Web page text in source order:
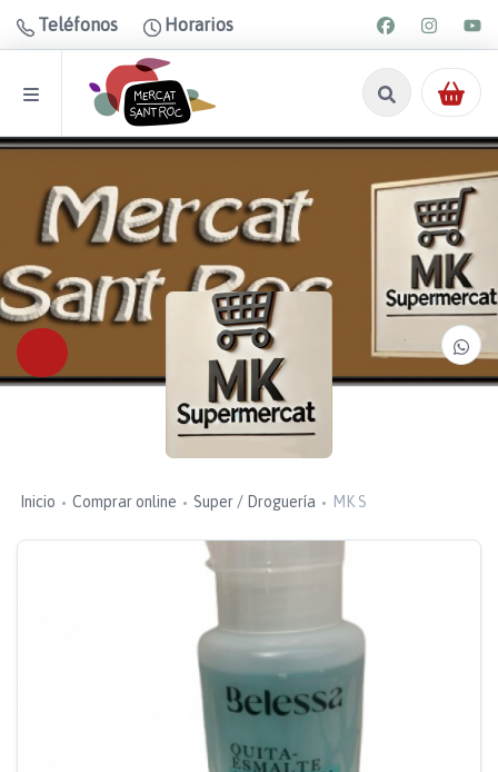
Teléfonos Horarios
Inicio Comprar online Super / Droguería MK S